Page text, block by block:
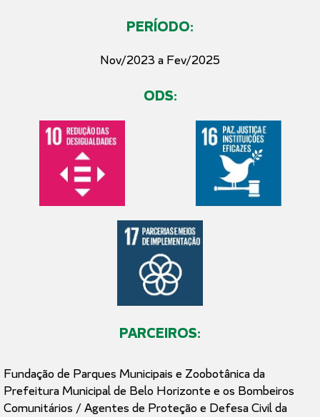
PERÍODO:
Nov/2023 a Fev/2025
ODS:
PARCEIROS:
Fundação de Parques Municipais e Zoobotânica da
Prefeitura Municipal de Belo Horizonte e os Bombeiros
Comunitários / Agentes de Proteção e Defesa Civil da